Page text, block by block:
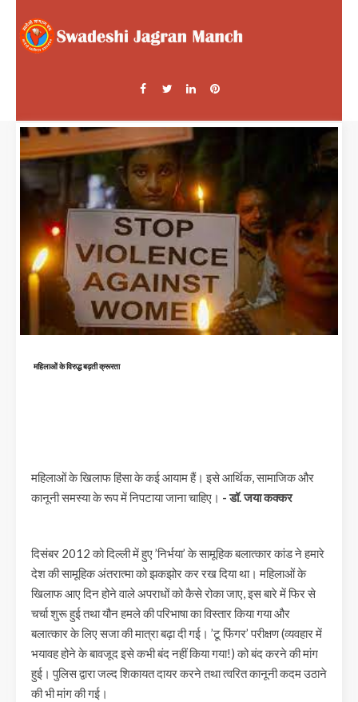
महिलाओं के विरुद्ध बढ़ती क्रूरता
महिलाओं के खिलाफ हिंसा के कई आयाम हैं। इसे आर्थिक, सामाजिक और
कानूनी समस्या के रूप में निपटाया जाना चाहिए। - डॉ. जया कक्कर
दिसंबर 2012 को दिल्ली में हुए ’निर्भया’ के सामूहिक बलात्कार कांड ने हमारे
देश की सामूहिक अंतरात्मा को झकझोर कर रख दिया था। महिलाओं के
खिलाफ आए दिन होने वाले अपराधों को कैसे रोका जाए, इस बारे में फिर से
चर्चा शुरू हुई तथा यौन हमले की परिभाषा का विस्तार किया गया और
बलात्कार के लिए सजा की मात्रा बढ़ा दी गई। ’टू फिंगर’ परीक्षण (व्यवहार में
भयावह होने के बावजूद इसे कभी बंद नहीं किया गया!) को बंद करने की मांग
हुई। पुलिस द्वारा जल्द शिकायत दायर करने तथा त्वरित कानूनी कदम उठाने
की भी मांग की गई।